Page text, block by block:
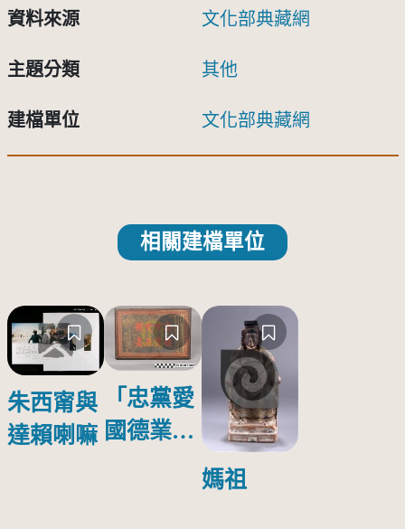
資料來源 文化部典藏網
主題分類 其他
建檔單位 文化部典藏網
相關建檔單位
朱西甯與
達賴喇嘛
「忠黨愛
國德業並
媽祖